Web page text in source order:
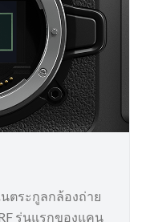
นตระกูลกล้องถ่าย
รุ่นแรกของแคน